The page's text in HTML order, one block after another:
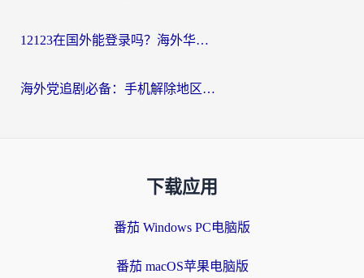
12123在国外能登录吗？海外华人必看的回国加速实用指南
海外党追剧必备：手机解除地区限制app怎么选？解决央视视频&国内剧地区限制全指南
下载应用
番茄 Windows PC电脑版
番茄 macOS苹果电脑版